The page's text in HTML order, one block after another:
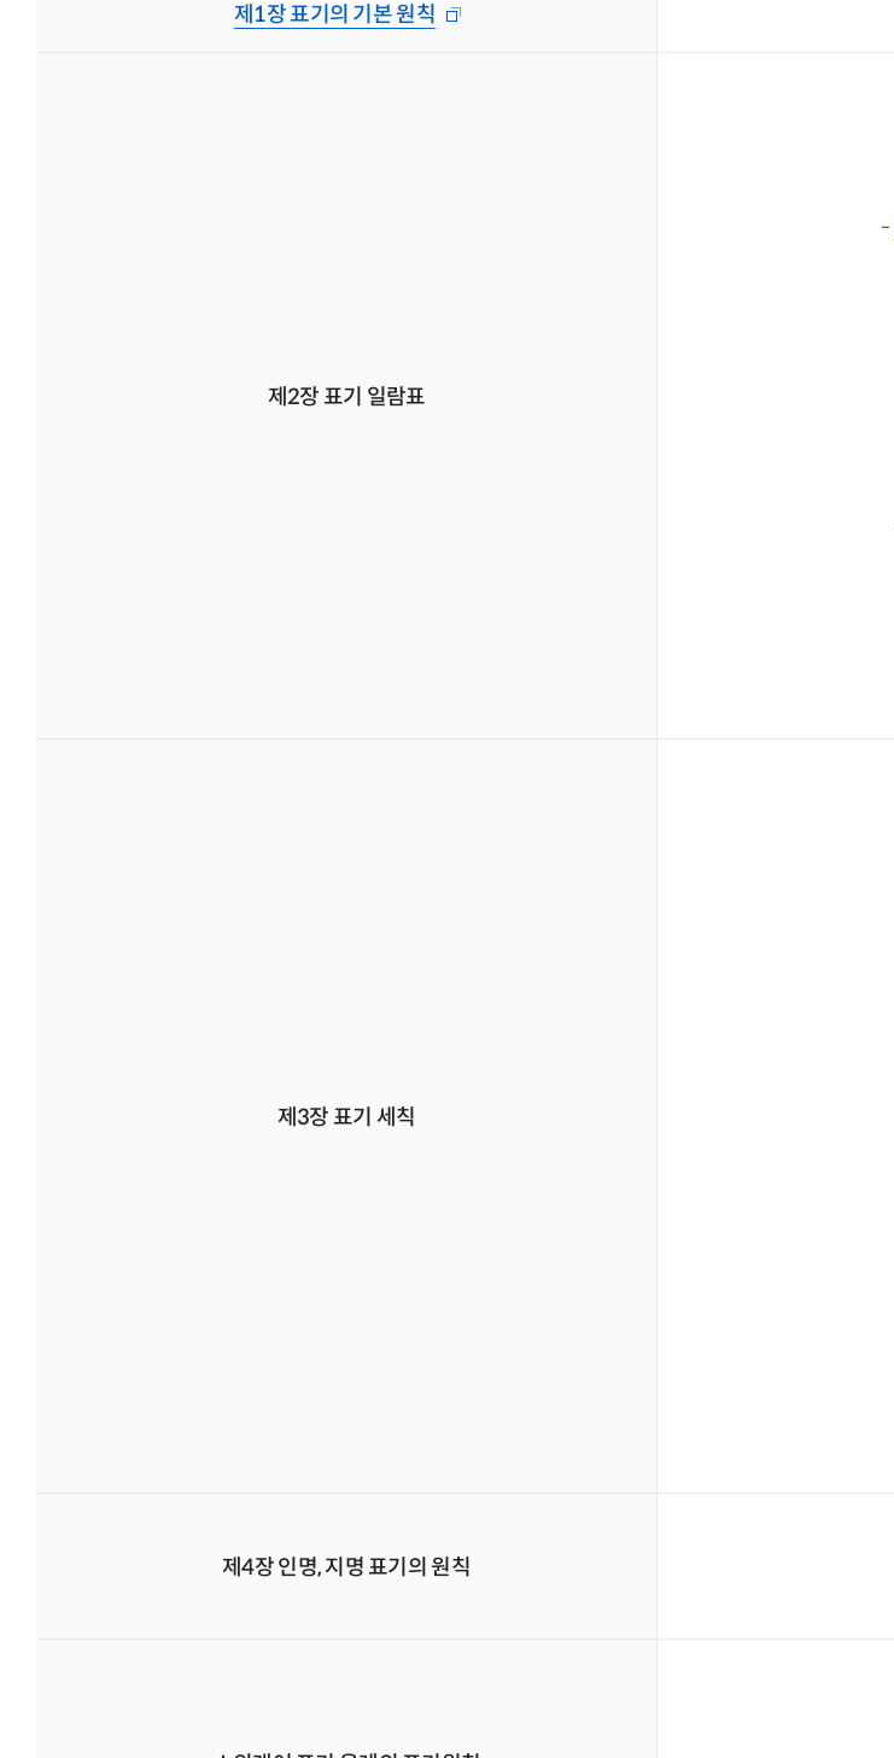
제1장 표기의 기본 원칙
제2장 표기 일람표
-
제3장 표기 세칙
제4장 인명, 지명 표기의 원칙